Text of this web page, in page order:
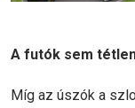
A futók sem
Míg az úszók a